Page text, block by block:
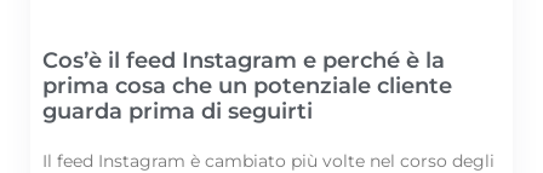
Cos’è il feed Instagram e perché è la
prima cosa che un potenziale cliente
guarda prima di seguirti
Il feed Instagram è cambiato più volte nel corso degli